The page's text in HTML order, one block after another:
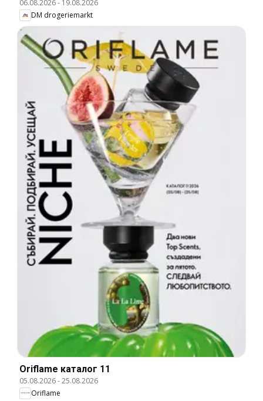
06.08.2026- 19.08.2026
DM drogeriemarkt
Oriflame каталог 11
05.08.2026-25.08.2026
Oriflame